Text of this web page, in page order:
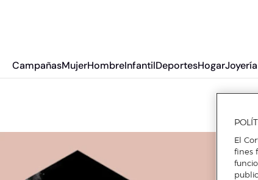
CampañasMujerHombreInfantilDeportesHogar
El
fines